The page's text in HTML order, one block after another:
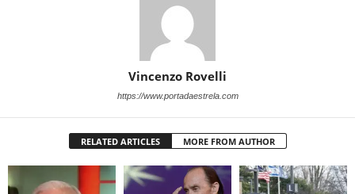
Vincenzo Rovelli
https://www.portadaestrela.com
RELATED ARTICLES MORE FROM AUTHOR